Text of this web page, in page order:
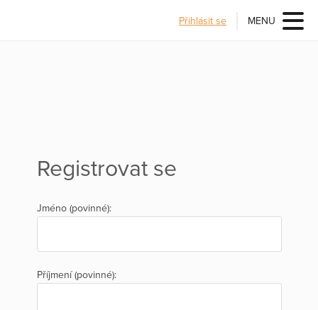
Přihlásit se MENU
Registrovat se
Jméno (povinné):
Příjmení (povinné):